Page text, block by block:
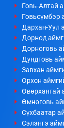
Говь-Алтай
Говьсүмбэр
Дархан-Уул
Дорнод
Дорноговь
Дундговь
Завхан
Орхон
Өвөрхангай
Өмнөговь
Сүхбаатар
Сэлэнгэ